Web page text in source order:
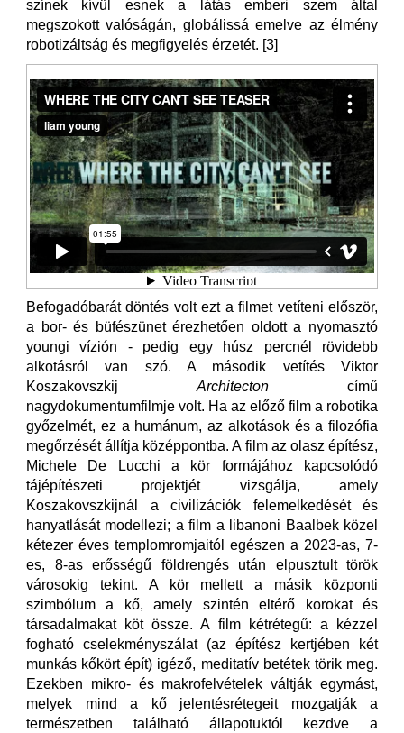
színek kívül esnek a látás emberi szem által
megszokott valóságán, globálissá emelve az élmény
robotizáltság és megfigyelés érzetét. [3]
Befogadóbarát döntés volt ezt a filmet vetíteni először,
a bor- és büfészünet érezhetően oldott a nyomasztó
youngi vízión - pedig egy húsz percnél rövidebb
alkotásról van szó. A második vetítés Viktor
Koszakovszkij Architecton című
nagydokumentumfilmje volt. Ha az előző film a robotika
győzelmét, ez a humánum, az alkotások és a filozófia
megőrzését állítja középpontba. A film az olasz építész,
Michele De Lucchi a kör formájához kapcsolódó
tájépítészeti projektjét vizsgálja, amely
Koszakovszkijnál a civilizációk felemelkedését és
hanyatlását modellezi; a film a libanoni Baalbek közel
kétezer éves templomromjaitól egészen a 2023-as, 7-
es, 8-as erősségű földrengés után elpusztult török
városokig tekint. A kör mellett a másik központi
szimbólum a kő, amely szintén eltérő korokat és
társadalmakat köt össze. A film kétrétegű: a kézzel
fogható cselekményszálat (az építész kertjében két
munkás kőkört épít) igéző, meditatív betétek törik meg.
Ezekben mikro- és makrofelvételek váltják egymást,
melyek mind a kő jelentésrétegeit mozgatják a
természetben található állapotuktól kezdve a